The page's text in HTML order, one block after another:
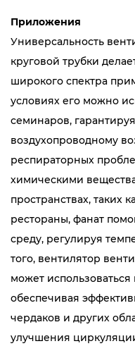
Приложения
Универсальность
круговой трубки
широкого спектра
условиях его можно
семинаров,
воздухопроводному
респираторных
химическими
пространствах, таких
рестораны, фанат
среду, регулируя
того, вентилятор
может
обеспечивая
чердаков и других
улучшения